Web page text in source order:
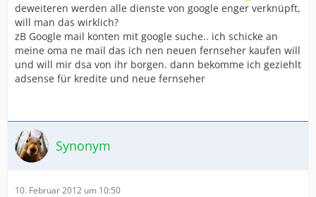
deweiteren werden alle dienste von google enger verknüpft,
will man das wirklich?
zB Google mail konten mit google suche.. ich schicke an
meine oma ne mail das ich nen neuen fernseher kaufen will
und will mir dsa von ihr borgen. dann bekomme ich geziehlt
adsense für kredite und neue fernseher
Synonym
10. Februar 2012 um 10:50